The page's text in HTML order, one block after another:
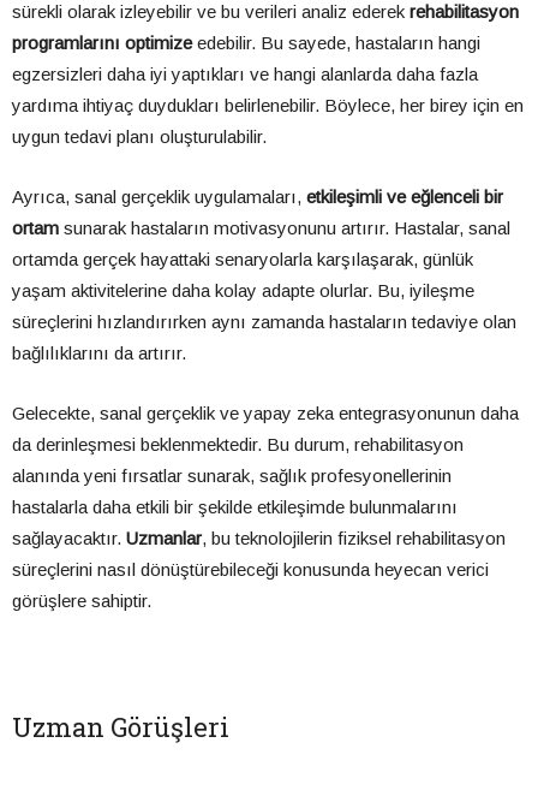
sürekli olarak izleyebilir ve bu verileri analiz ederek rehabilitasyon
programlarını optimizeedebilir. Bu sayede, hastaların hangi
egzersizleri daha iyi yaptıkları ve hangi alanlarda daha fazla
yardıma ihtiyaç duydukları belirlenebilir. Böylece, her birey için en
uygun tedavi planı oluşturulabilir.
Ayrıca, sanal gerçeklik uygulamaları, etkileşimli ve eğlenceli bir
ortam sunarak hastaların motivasyonunu artırır. Hastalar, sanal
ortamda gerçek hayattaki senaryolarla karşılaşarak, günlük
yaşam aktivitelerine daha kolay adapte olurlar. Bu, iyileşme
süreçlerini hızlandırırken aynı zamanda hastaların tedaviye olan
bağlılıklarını da artırır.
Gelecekte, sanal gerçeklik ve yapay zeka entegrasyonunun daha
da derinleşmesi beklenmektedir. Bu durum, rehabilitasyon
alanında yeni fırsatlar sunarak, sağlık profesyonellerinin
hastalarla daha etkili bir şekilde etkileşimde bulunmalarını
sağlayacaktır. Uzmanlar, bu teknolojilerin fiziksel rehabilitasyon
süreçlerini nasıl dönüştürebileceği konusunda heyecan verici
görüşlere sahiptir.
Uzman Görüşleri